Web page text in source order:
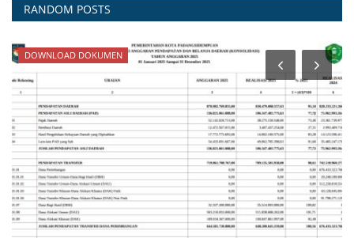
RANDOM POSTS
DOWNLOAD DOKUMEN